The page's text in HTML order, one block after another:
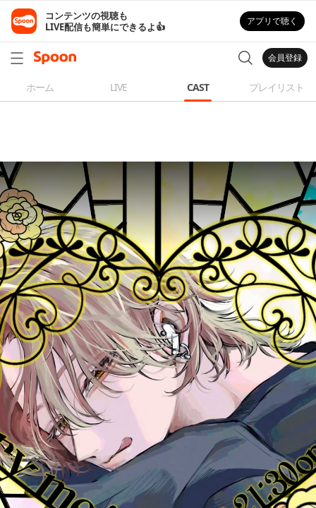
コンテンツの視聴も
LIVE配信も簡単にできるよ👍
アプリで聴く
会員登録
ホーム LIVE CAST プレイリスト